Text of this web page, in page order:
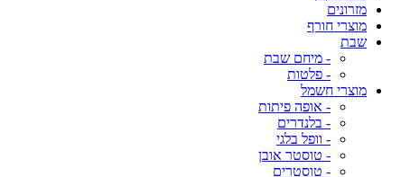
מזרונים
מוצרי חורף
שבת
- מיחם שבת
- פלטות
מוצרי חשמל
- אופה פיתות
- בלנדרים
- וופל בלגי
- טוסטר אובן
- טוסטרים